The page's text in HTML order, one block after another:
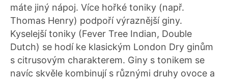
máte jiný nápoj. Více hořké toniky (např.
Thomas Henry) podpoří výraznější giny.
Kyselejší toniky (Fever Tree Indian, Double
Dutch) se hodí ke klasickým London Dry ginům
s citrusovým charakterem. Giny s tonikem se
navíc skvěle kombinují s různými druhy ovoce a